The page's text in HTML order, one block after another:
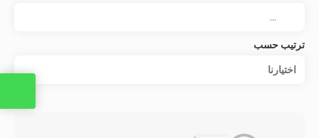
ترتيب حسب
اختيارنا